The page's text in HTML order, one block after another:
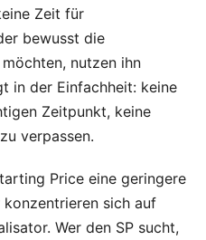
Zeit für
bewusst die
nutzen ihn
in der Einfachheit: keine
Zeitpunkt, keine
verpassen.
Price eine geringere
sich auf
Wer den SP sucht,